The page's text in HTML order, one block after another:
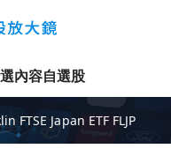
內容自選股
FTSE Japan ETF FLJP